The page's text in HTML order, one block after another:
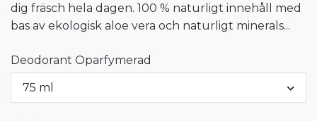
dig fräsch hela dagen. 100 % naturligt innehåll med
bas av ekologisk aloe vera och naturligt minerals...
Deodorant Oparfymerad
75 ml